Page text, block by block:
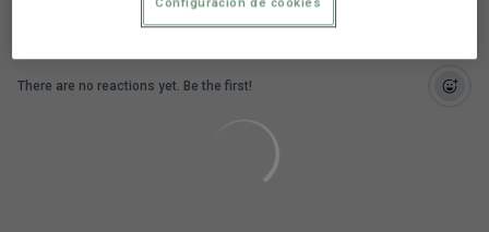
There are no reactions yet. Be the first!